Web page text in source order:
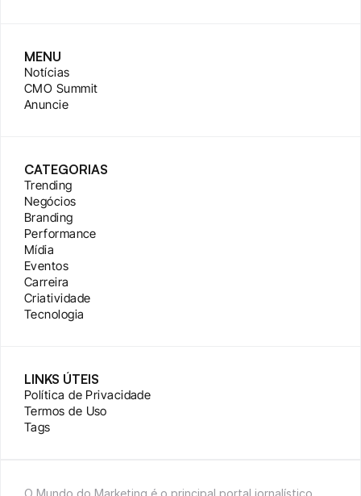
MENU
Notícias
CMO Summit
Anuncie
CATEGORIAS
Trending
Negócios
Branding
Performance
Mídia
Eventos
Carreira
Criatividade
Tecnologia
LINKS ÚTEIS
Política de Privacidade
Termos de Uso
Tags